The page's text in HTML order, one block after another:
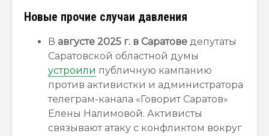
Новые прочие случаи давления
В августе 2025 г. в Саратове депутаты
Саратовской областной думы
устроили публичную кампанию
против активистки и администратора
телеграм-канала «Говорит Саратов»
Елены Налимовой. Активисты
связывают атаку с конфликтом вокруг